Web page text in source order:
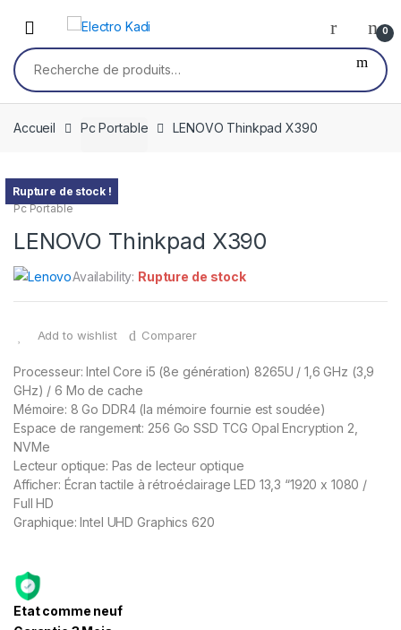
navigation
content
0
Recherche
pour :
Accueil Pc Portable LENOVO Thinkpad X390
Rupture de stock !
Pc Portable
LENOVO Thinkpad X390
Availability: Rupture de stock
Add to wishlist Comparer
Processeur: Intel Core i5 (8e génération) 8265U / 1,6 GHz (3,9
GHz) / 6 Mo de cache
Mémoire: 8 Go DDR4 (la mémoire fournie est soudée)
Espace de rangement: 256 Go SSD TCG Opal Encryption 2,
NVMe
Lecteur optique: Pas de lecteur optique
Afficher: Écran tactile à rétroéclairage LED 13,3 “1920 x 1080 /
Full HD
Graphique: Intel UHD Graphics 620
Etat comme neuf